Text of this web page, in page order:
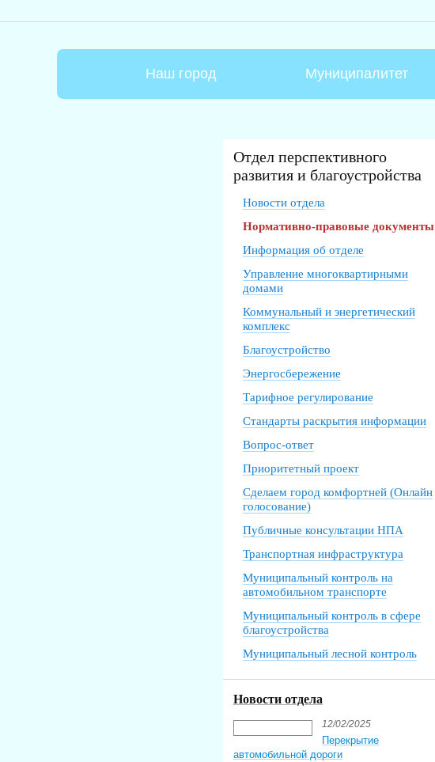
Наш город Муниципалитет
Отдел перспективного
развития и благоустройства
Новости отдела
Нормативно-правовые документы
Информация об отделе
Управление многоквартирными
домами
Коммунальный и энергетический
комплекс
Благоустройство
Энергосбережение
Тарифное регулирование
Стандарты раскрытия информации
Вопрос-ответ
Приоритетный проект
Сделаем город комфортней (Онлайн
голосование)
Публичные консультации НПА
Транспортная инфраструктура
Муниципальный контроль на
автомобильном транспорте
Муниципальный контроль в сфере
благоустройства
Муниципальный лесной контроль
Новости отдела
12/02/2025
Перекрытие
автомобильной дороги